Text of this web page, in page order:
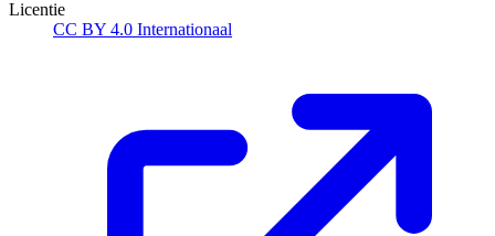
Licentie
CC BY 4.0 Internationaal